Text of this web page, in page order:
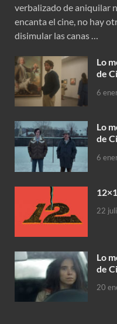
verbalizado de aniquilar
encanta el cine, no hay
disimular las canas …
Lo
de
6
Lo
de
6
22
Lo
de
20